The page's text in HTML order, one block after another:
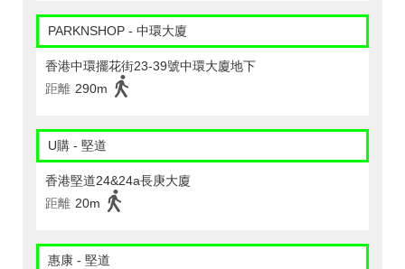
PARKNSHOP - 中環大廈
香港中環擺花街23-39號中環大廈地下
距離 290m
U購 - 堅道
香港堅道24&24a長庚大廈
距離 20m
惠康 - 堅道